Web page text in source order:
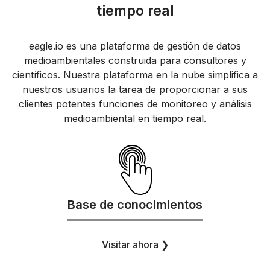
tiempo real
eagle.io es una plataforma de gestión de datos
medioambientales construida para consultores y
científicos. Nuestra plataforma en la nube simplifica a
nuestros usuarios la tarea de proporcionar a sus
clientes potentes funciones de monitoreo y análisis
medioambiental en tiempo real.
Base de conocimientos
Visitar ahora ❯